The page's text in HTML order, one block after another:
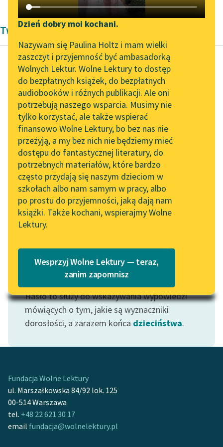
Katalog DAISY
Podkasty o książkach
Zgłoś brak utworu
Aktualności
Spotkanie z Katarzyną
Tunkiel w Oslo
Wolne Lektury na 32.
Pol’and’Rock Festivalu
„Kochanek Lady
Chatterley” do słuchania
na Wolnych Lekturach
Nowy audiobook –
„Marzenie o Oriencie”
Sophie Elkan
Kolekcja Nadwyraz.com x
Wolne Lektury – idealna na
Lektury szkolne i klasyka
literatury do słuchania dla
uczennic i uczniów z
słuchania dla uczennic i
uczniów z
niepełnosprawnościami
Popularyzacja
Narzędzia
Mapa Wolnych Lektur
Leśmianator
Przewodnik dla piszących i
czytających
API
OAI-PMH
Widget Wolnych Lektur
Przypisy
Katalog w formacie PDF
Dzień dobry moi kochani.
Nazywam się Paulina Holtz i mam wielki
zaszczyt i przyjemność być ambasadorką
Wolnych Lektur. Wolne Lektury to dostęp
do bezpłatnych książek, do bezpłatnych
audiobooków i różnych publikacji. Ale oni
potrzebują naszego wsparcia. Musimy nie
tylko korzystać, ale także wspierać
finansowo Wolne Lektury, bo bez nas nie
przeżyją, a my bez nich nie będziemy mieć
dostępu do fantastycznej literatury, do
potrzebnych materiałów, które bardzo
często przydają się naszym dzieciom w
szkołach albo nam samym w pracy, albo
po prostu do przyjemności, jaką dają nam
książki. Także kochani, wspierajmy Wolne
Lektury.
Wesprzyj Wolne Lektury — teraz,
zanim zapomnisz
Twórczość Michel de Montaigne
Michel de Montaigne
Próby. Księga
druga
Prawdziwe i stateczne
przywiązanie do dzieci
powinno się rodzić i
zwiększać w miarę
poznawania ich...
Czytaj więcej
Motyw: Dorosłość
Hasło to służy do wskazywania wypowiedzi
mówiących o tym, jakie są wyznaczniki
dorosłości, a zarazem końca dzieciństwa.
Fundacja Wolne Lektury
ul. Marszałkowska 84/92 lok. 125
00-514 Warszawa
tel. +48 22 621 30 17
email fundacja@wolnelektury.pl